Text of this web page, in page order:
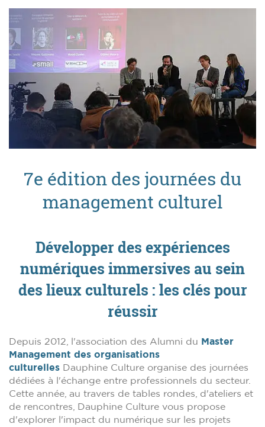
7e édition des journées du
management culturel
Développer des expériences
numériques immersives au sein
des lieux culturels : les clés pour
réussir
Depuis 2012, l'association des Alumni du Master
Management des organisations
culturelles Dauphine Culture organise des journées
dédiées à l'échange entre professionnels du secteur.
Cette année, au travers de tables rondes, d'ateliers et
de rencontres, Dauphine Culture vous propose
d'explorer l'impact du numérique sur les projets